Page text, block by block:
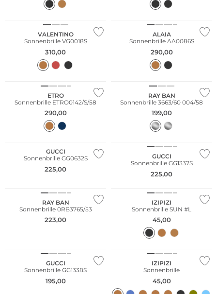
VALENTINO
Sonnenbrille VG0018S
310,00
ALAIA
Sonnenbrille AA0086S
290,00
ETRO
Sonnenbrille ETRO0142/S/58
290,00
RAY BAN
Sonnenbrille 3663/60 004/58
199,00
GUCCI
Sonnenbrille GG0632S
225,00
GUCCI
Sonnenbrille GG1337S
225,00
RAY BAN
Sonnenbrille 0RB3765/53
223,00
IZIPIZI
Sonnenbrille SUN #L
45,00
GUCCI
Sonnenbrille GG1338S
195,00
IZIPIZI
Sonnenbrille
45,00